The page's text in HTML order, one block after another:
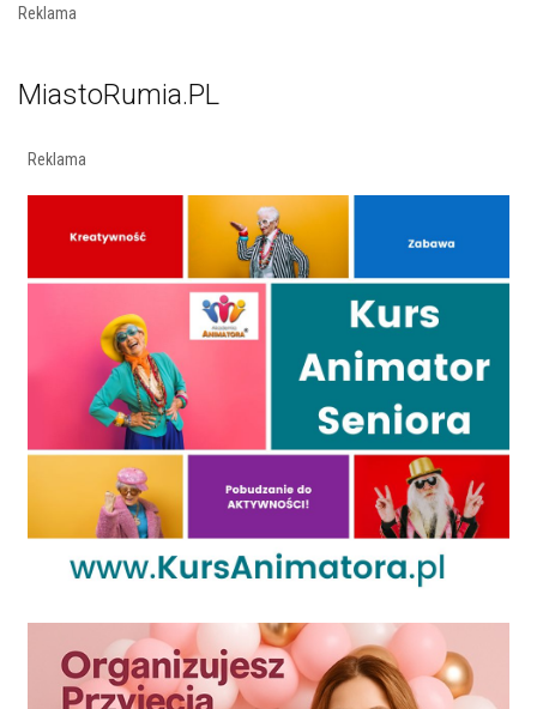
Reklama
MiastoRumia.PL
Reklama